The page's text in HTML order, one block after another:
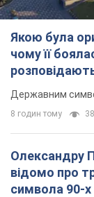
Якою була
чому її
Державним
8 годин тому
Олександру
відомо про
символа 90-х